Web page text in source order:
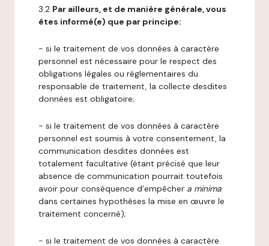
3.2 Par ailleurs, et de manière générale, vous
êtes informé(e) que par principe:
- si le traitement de vos données à caractère
personnel est nécessaire pour le respect des
obligations légales ou réglementaires du
responsable de traitement, la collecte desdites
données est obligatoire;
- si le traitement de vos données à caractère
personnel est soumis à votre consentement, la
communication desdites données est
totalement facultative (étant précisé que leur
absence de communication pourrait toutefois
avoir pour conséquence d’empêcher a minima
dans certaines hypothèses la mise en œuvre le
traitement concerné);
- si le traitement de vos données à caractère